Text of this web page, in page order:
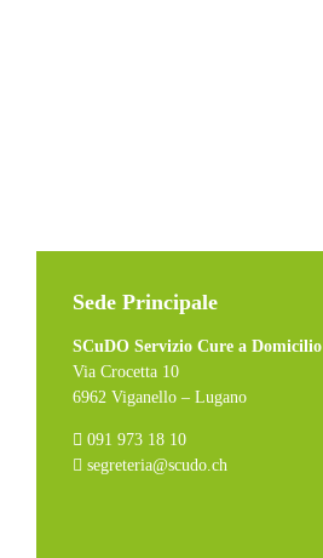
Sede Principale
SCuDO Servizio Cure a Domicilio
Via Crocetta 10
6962 Viganello – Lugano
091 973 18 10
segreteria@scudo.ch